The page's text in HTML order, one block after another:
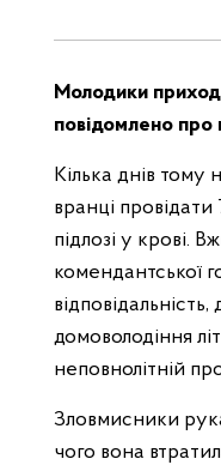
Молодики
повідомлено про
Кілька днів тому
вранці провідати
підлозі у крові.
комендантської
домоволодіння
неповнолітній
Зловмисники
чого вона